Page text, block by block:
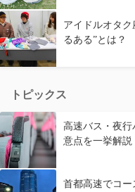
アイドルオタ
るある”とは？
トピックス
高速バス・夜
意点を一挙解説
首都高速でコ